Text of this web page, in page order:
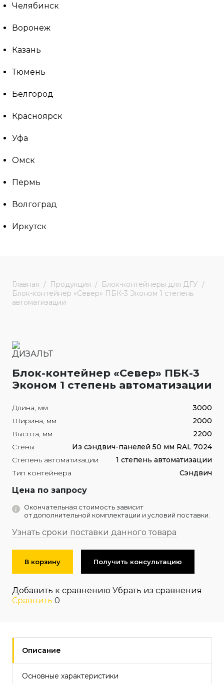
Челябинск
Воронеж
Казань
Тюмень
Белгород
Красноярск
Уфа
Омск
Пермь
Волгоград
Иркутск
Главная Продукция
Блок-контейнеры для ДГУ
Блок-контейнер «Север» ПБК-3 Эконом 1 степень
автоматизации
Блок-контейнер «Север» ПБК-3
Эконом 1 степень автоматизации
Длина, мм
3000
Ширина, мм
2000
Высота, мм
2200
Стены
Из сэндвич-панелей 50 мм RAL 7024
Степень автоматизации
1 степень автоматизации
Тип контейнера
Сэндвич
Цена по запросу
Окончательная стоимость зависит
от дополнительной комплектации и условий поставки.
Узнать сроки поставки данного товара
В корзину Получить консультацию
Добавить к сравнению Убрать из сравнения
Сравнить 0
Описание
Основные характеристики